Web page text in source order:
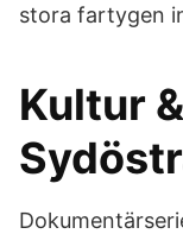
stora fartygen
Kultur